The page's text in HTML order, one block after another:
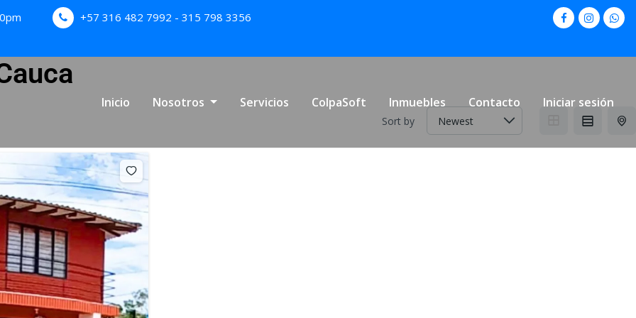
+57 316 482 7992 - 315 798 3356
Inicio Nosotros Servicios ColpaSoft Inmuebles Contacto Iniciar sesión
Sort by